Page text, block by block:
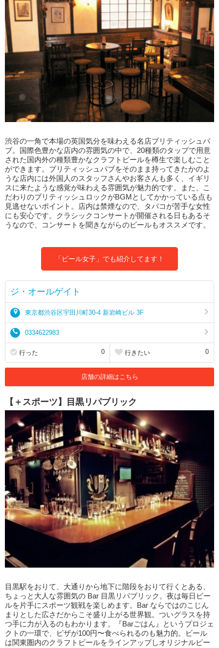
渋谷の一角で本場の英国気分を味わえる名店ブリティッシュパ
ブ。国際色豊かな店内の雰囲気の中で、20種類のタップで用意
された国内外の種類豊かなクラフトビールを樽生で楽しむこと
ができます。ブリティッシュパブをそのまま持ってきたかのよ
うな店内には外国人のスタッフさんやお客さんも多く、イギリ
スに来たような感覚が味わえる雰囲気が魅力的です。また、こ
だわりのブリティッシュロックがBGMとしてかかっている点も
見逃せないポイント。店内は禁煙なので、タバコが苦手な女性
にも安心です。クラシックコンサートが開催される日もあるそ
うなので、コンサートを聞きながらのビールもオススメです。
「ビール女子」でも紹介してます！
ジ・オールゲイト
東京都渋谷区宇田川町30-4 新岩崎ビル 3F
0334622983
行った 0 行きたい 0
店舗の詳細はこちら
【＋スポーツ】目黒リパブリック
目黒駅をおりて、大通りから地下に階段をおりて行くとある、
ちょっと大人な雰囲気の Bar 目黒リパブリック。夜は毎日ビー
ルを片手にスポーツ観戦を楽しめます。Bar ならではのこじん
まりとした広さだからこそ盛り上がる世界観。ついグラスを持
つ手に力が入るのもわかります。『Barごはん』というプロジェ
クトの一環で、ピザが100円〜食べられるのも魅力的。ビール
は関東圏内のクラフトビールをラインアップしオリジナルビー